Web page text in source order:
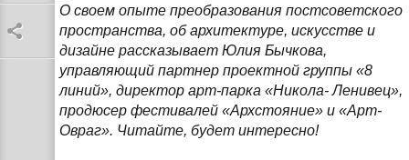
О своем опыте преобразования постсоветского
пространства, об архитектуре, искусстве и
дизайне рассказывает Юлия Бычкова,
управляющий партнер проектной группы «8
линий», директор арт-парка «Никола- Ленивец»,
продюсер фестивалей «Архстояние» и «Арт-
Овраг». Читайте, будет интересно!